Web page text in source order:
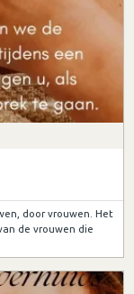
door vrouwen. Het
de vrouwen die